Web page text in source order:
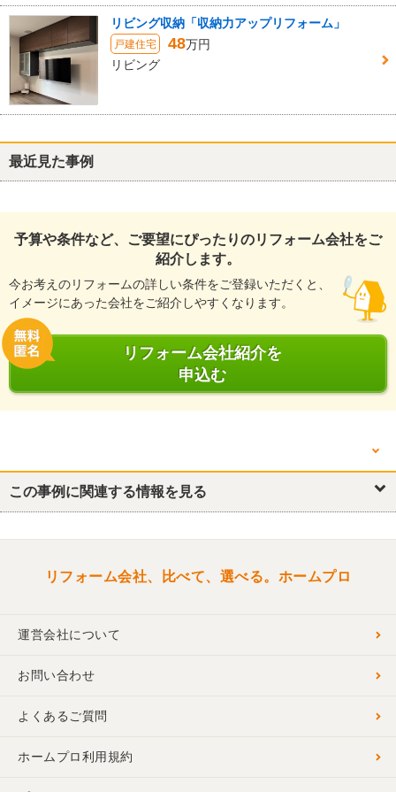
リビング収納「収納力アップリフォーム」
戸建住宅 48万円
リビング
最近見た事例
予算や条件など、ご要望にぴったりのリフォーム会社をご
紹介します。
今お考えのリフォームの詳しい条件をご登録いただくと、
イメージにあった会社をご紹介しやすくなります。
リフォーム会社紹介を
申込む
他の箇所を見る
キッチン・台所 浴室・ユニットバス リビング
この事例に関連する情報を見る
リフォーム会社、比べて、選べる。ホームプロ
運営会社について
お問い合わせ
よくあるご質問
ホームプロ利用規約